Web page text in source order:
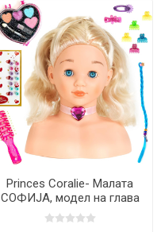
Princes Coralie- Малата
СОФИЈА, модел на глава
за стилизирање и